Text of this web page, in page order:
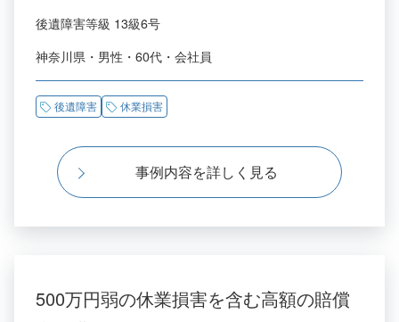
後遺障害等級 13級6号
神奈川県
男性 60代 会社員
後遺障害 休業損害
事例内容を詳しく見る
500万円弱の休業損害を含む高額の賠償